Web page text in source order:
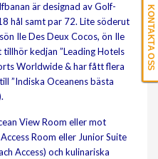
är designad av Golf-
hål samt par 72. Lite söderut
Ile Des Deux Cocos, ön Ile
kedjan ”Leading Hotels
Worldwide & har fått flera
”Indiska Oceanens bästa
View Room eller mot
Room eller Junior Suite
Access) och kulinariska
KONTAKTA OSS